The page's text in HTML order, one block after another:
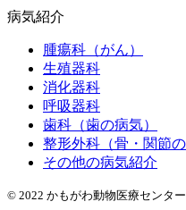
病気紹介
腫瘍科（がん）
生殖器科
消化器科
呼吸器科
歯科（歯の病気）
整形外科（骨・関節の
その他の病気紹介
© 2022 かもがわ動物医療センター.